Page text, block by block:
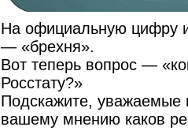
На официальную цифру
— «брехня».
Вот теперь вопрос —
Росстату?»
Подскажите,
вашему мнению каков